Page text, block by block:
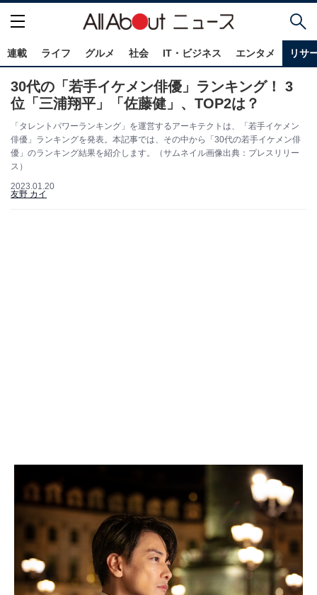
連載 ライフ グルメ 社会 IT・ビジネス エンタメ リサ
30代の「若手イケメン俳優」ランキング！ 3
位「三浦翔平」「佐藤健」、TOP2は？
「タレントパワーランキング」を運営するアーキテクトは、「若手イケメン
俳優」ランキングを発表。本記事では、その中から「30代の若手イケメン俳
優」のランキング結果を紹介します。（サムネイル画像出典：プレスリリー
ス）
2023.01.20
友野 カイ